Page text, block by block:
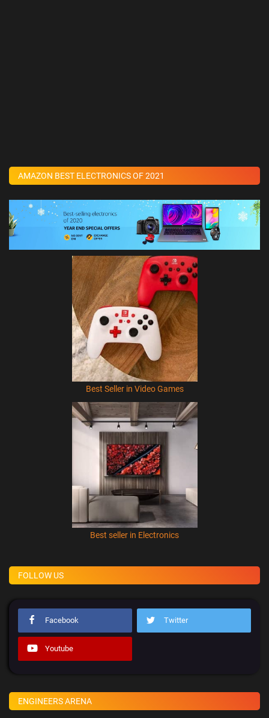
AMAZON BEST ELECTRONICS OF 2021
Best Seller in Video Games
Best seller in Electronics
FOLLOW US
Facebook Twitter
Youtube
ENGINEERS ARENA